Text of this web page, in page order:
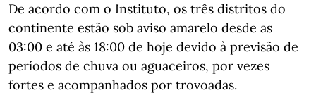
De acordo com o Instituto, os três distritos do
continente estão sob aviso amarelo desde as
03:00 e até às 18:00 de hoje devido à previsão de
períodos de chuva ou aguaceiros, por vezes
fortes e acompanhados por trovoadas.